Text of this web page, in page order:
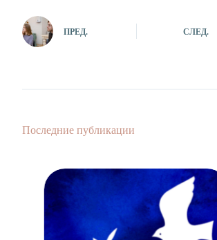
ПРЕД. СЛЕД.
Последние публикации